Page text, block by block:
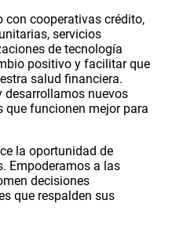
con cooperativas crédito,
servicios
de tecnología
positivo y facilitar que
salud financiera.
desarrollamos nuevos
que funcionen mejor para
la oportunidad de
Empoderamos a las
decisiones
que respalden sus